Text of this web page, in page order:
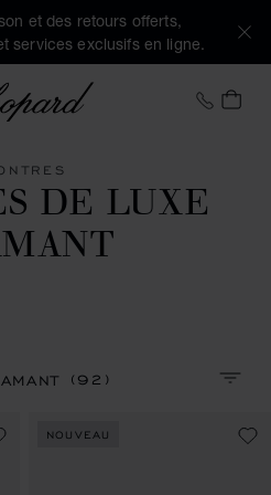
et des retours offerts,
services exclusifs en ligne.
Chopard +33
DE LUXE
(92)
NOUVEAU